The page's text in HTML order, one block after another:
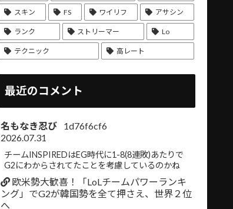
スキン FS ワイリフ アサシン
ランク ストリーマー Lo
テクニック 高レート
最近のコメント
名もなき忍び
1d76f6cf6
2026.07.31
チームINSPIREDはEG時代に1-8(8連敗)あたりで
G2にわからされてたことを考慮しているのかね
欧米勢大歓喜！「LoLチームパワーランキ
ング」でG2が韓国勢を全て押さえ、世界２位
へ